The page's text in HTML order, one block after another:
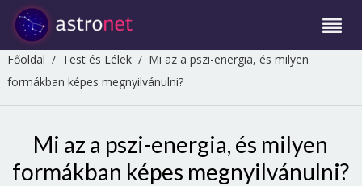
Főoldal / Test és Lélek/ Mi az a pszi-energia, és milyen
formákban képes megnyilvánulni?
Mi az a pszi-energia, és milyen
formákban képes megnyilvánulni?